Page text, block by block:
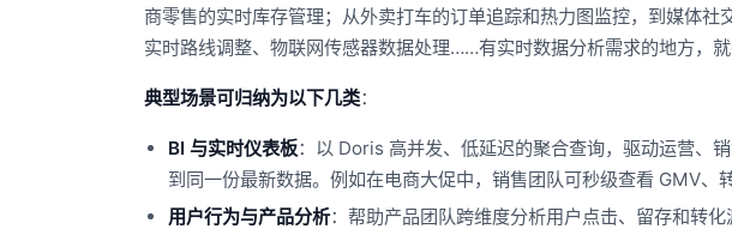
商零售的实时库存管理；从外卖打车的订单追踪和热力图监控，到媒体
实时路线调整、物联网传感器数据处理……有实时数据分析需求的地方，就
典型场景可归纳为以下几类：
BI 与实时仪表板：以 Doris 高并发、低延迟的聚合查询，驱动运营、
到同一份最新数据。例如在电商大促中，销售团队可秒级查看 GMV、
用户行为与产品分析：帮助产品团队跨维度分析用户点击、留存和转